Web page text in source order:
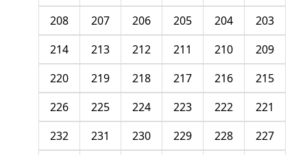
203
204
205
206
207
208
209
210
211
212
213
214
215
216
217
218
219
220
221
222
223
224
225
226
227
228
229
230
231
232